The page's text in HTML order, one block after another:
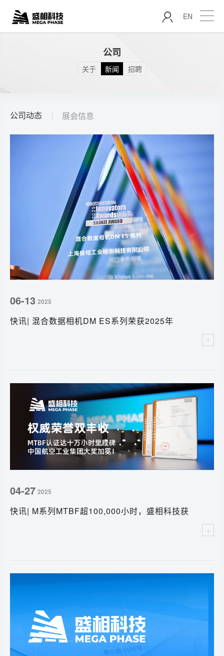
EN
公司
关于 新闻 招聘
公司动态 展会信息
06-13 2025
快讯| 混合数据相机DM ES系列荣获2025年
04-27 2025
快讯| M系列MTBF超100,000小时，盛相科技获